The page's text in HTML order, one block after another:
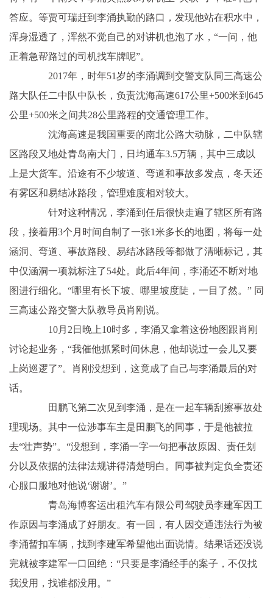
答应。等贾可瑞赶到李涌执勤的路口，发现他站在积水中，
浑身湿透了，浑然不觉自己的对讲机也泡了水，“一问，他
正着急帮路过的司机找车牌呢”。
2017年，时年51岁的李涌调到交警支队同三高速公
路大队任二中队中队长，负责沈海高速617公里+500米到645
公里+500米之间共28公里路程的交通管理工作。
沈海高速是我国重要的南北公路大动脉，二中队辖
区路段又地处青岛南大门，日均通车3.5万辆，其中三成以
上是大货车。沿途有不少坡道、弯道和事故多发点，冬天还
有雾区和易结冰路段，管理难度相对较大。
针对这种情况，李涌到任后很快走遍了辖区所有路
段，接着用3个月时间自制了一张1米多长的地图，将每一处
涵洞、弯道、事故路段、易结冰路段等都做了清晰标记，其
中仅涵洞一项就标注了54处。此后4年间，李涌还不断对地
图进行细化。“哪里有长下坡、哪里坡度陡，一目了然。” 同
三高速公路交警大队教导员肖刚说。
10月2日晚上10时多，李涌又拿着这份地图跟肖刚
讨论起业务，“我催他抓紧时间休息，他却说过一会儿又要
上岗巡逻了”。肖刚没想到，这竟成了自己与李涌最后的对
话。
田鹏飞第二次见到李涌，是在一起车辆刮擦事故处
理现场。其中一位涉事车主是田鹏飞的同事，于是他被拉
去“壮声势”。“没想到，李涌一字一句把事故原因、责任划
分以及依据的法律法规讲得清楚明白。同事被判定负全责还
心服口服地对他说‘谢谢’。”
青岛海博客运出租汽车有限公司驾驶员李建军因工
作原因与李涌成了好朋友。有一回，有人因交通违法行为被
李涌暂扣车辆，找到李建军希望他出面说情。结果话还没说
完就被李建军一口回绝：“只要是李涌经手的案子，不仅找
我没用，找谁都没用。”